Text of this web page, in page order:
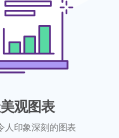
观图表
人印象深刻的图表